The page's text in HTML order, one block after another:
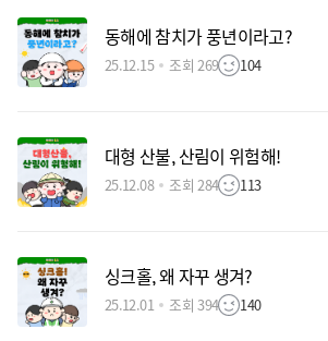
동해에 참치가 풍년이라고?
25.12.15 조회 269 104
대형 산불, 산림이 위험해!
25.12.08 조회 284 113
싱크홀, 왜 자꾸 생겨?
25.12.01 조회 394 140